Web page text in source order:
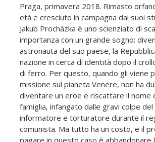
Praga, primavera 2018. Rimasto
età e cresciuto in campagna dai suoi
Jakub Procházka è uno scienziato di
importanza con un grande sogno:
astronauta del suo paese, la
nazione in cerca di identità dopo il
di ferro. Per questo, quando gli viene
missione sul pianeta Venere, non ha
diventare un eroe e riscattare il nome
famiglia, infangato dalle gravi colpe
informatore e torturatore durante il
comunista. Ma tutto ha un costo, e il
pagare in questo caso è abbandonare